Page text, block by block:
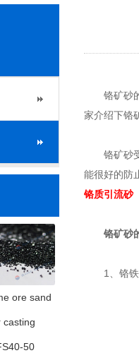
ore sand
casting
50
铬矿砂
家介绍下铬
铬矿砂受
能很好的防
铬质引流砂
铬矿砂
1、铬铁矿